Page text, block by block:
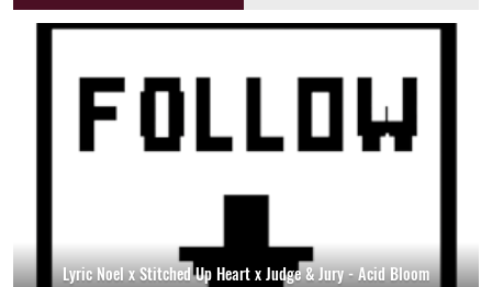
Lyric Noel x Stitched Up Heart x Judge & Jury - Acid Bloom